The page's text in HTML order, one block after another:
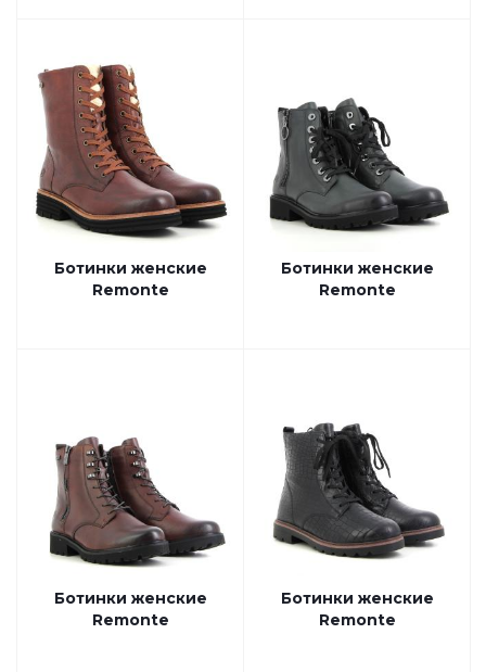
Ботинки женские
Remonte
Ботинки женские
Remonte
Ботинки женские
Remonte
Ботинки женские
Remonte